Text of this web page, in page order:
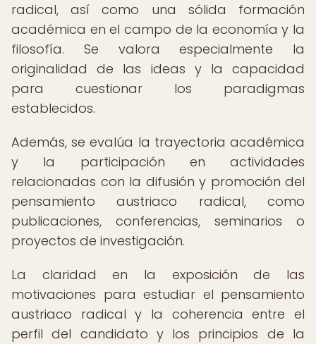
radical, así como una sólida formación
académica en el campo de la economía y la
filosofía. Se valora especialmente la
originalidad de las ideas y la capacidad
para cuestionar los paradigmas
establecidos.
Además, se evalúa la trayectoria académica
y la participación en actividades
relacionadas con la difusión y promoción del
pensamiento austriaco radical, como
publicaciones, conferencias, seminarios o
proyectos de investigación.
La claridad en la exposición de las
motivaciones para estudiar el pensamiento
austriaco radical y la coherencia entre el
perfil del candidato y los principios de la